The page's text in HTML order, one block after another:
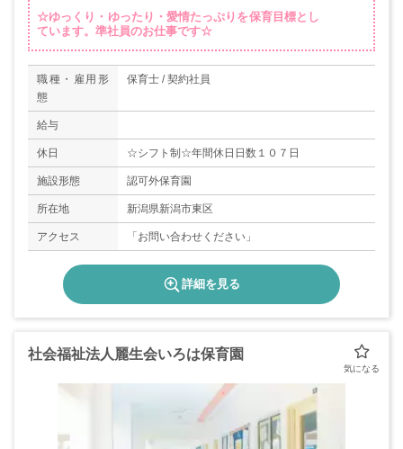
☆ゆっくり・ゆったり・愛情たっぷりを保育目標とし
ています。準社員のお仕事です☆
職種・雇用形
態
保育士 / 契約社員
給与
休日 ☆シフト制☆年間休日日数１０７日
施設形態 認可外保育園
所在地 新潟県新潟市東区
アクセス 「お問い合わせください」
詳細を見る
社会福祉法人麗生会いろは保育園